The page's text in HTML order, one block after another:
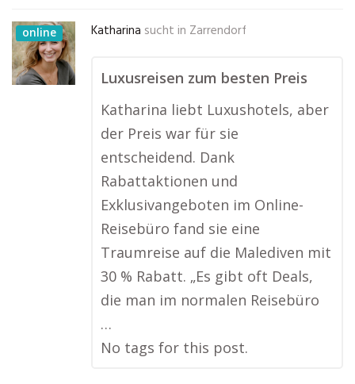
online Katharina sucht in Zarrendorf
Luxusreisen zum besten Preis
Katharina liebt Luxushotels, aber
der Preis war für sie
entscheidend. Dank
Rabattaktionen und
Exklusivangeboten im Online-
Reisebüro fand sie eine
Traumreise auf die Malediven mit
30 % Rabatt. „Es gibt oft Deals,
die man im normalen Reisebüro
…
No tags for this post.